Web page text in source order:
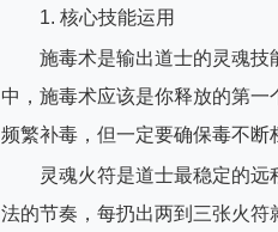
1. 核心技能运用
施毒术是输出道士的灵魂
中，施毒术应该是你释放的第
频繁补毒，但一定要确保毒不断
灵魂火符是道士最稳定的
法的节奏，每扔出两到三张火